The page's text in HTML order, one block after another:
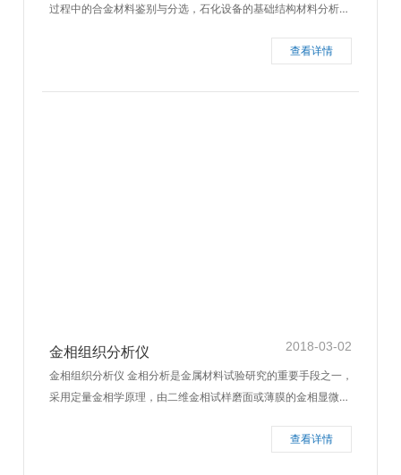
过程中的合金材料鉴别与分选，石化设备的基础结构材料分析、
材料，如：管材、棒材、阀门、焊缝、铸件等。它可以分析各种
谱仪可以在用户现场进行金属材料成分进行金属材料成分分析、
查看详情
金相组织分析仪 2018-03-02
金相组织分析仪 金相分析是金属材料试验研究的重要手段之一，
采用定量金相学原理，由二维金相试样磨面或薄膜的金相显微组
成分、组织和性能间的定量关系。将图像处理系统应用于金相分
查看详情